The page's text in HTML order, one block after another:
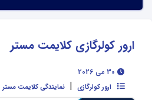
ارور کولرگازی کلایمت مستر
ارور کولرگازی | نمایندگی کلایمت مستر